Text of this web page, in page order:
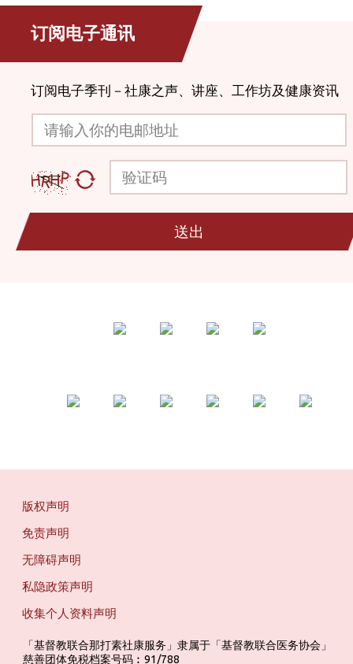
订阅电子通讯
订阅电子季刊－社康之声、讲座、工作坊及健康资讯
请输入你的电邮地址
验证码
送出
版权声明
免责声明
无障碍声明
私隐政策声明
收集个人资料声明
「基督教联合那打素社康服务」隶属于「基督教联合医务协会」
慈善团体免税档案号码︰91/788